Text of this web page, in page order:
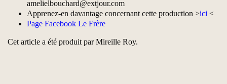
amelielbouchard@extjour.com
Apprenez-en davantage concernant cette production >ici <
Page Facebook Le Frère
Cet article a été produit par Mireille Roy.